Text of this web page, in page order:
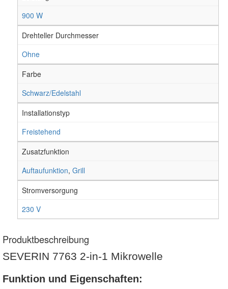
900 W
Drehteller Durchmesser
Ohne
Farbe
Schwarz/Edelstahl
Installationstyp
Freistehend
Zusatzfunktion
Auftaufunktion, Grill
Stromversorgung
230 V
Produktbeschreibung
SEVERIN 7763 2-in-1 Mikrowelle
Funktion und Eigenschaften: